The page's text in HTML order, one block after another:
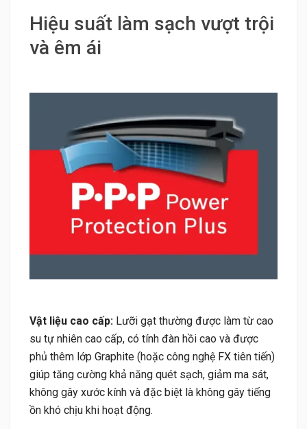
Hiệu suất làm sạch vượt trội
và êm ái
Vật liệu cao cấp: Lưỡi gạt thường được làm từ cao
su tự nhiên cao cấp, có tính đàn hồi cao và được
phủ thêm lớp Graphite (hoặc công nghệ FX tiên tiến)
giúp tăng cường khả năng quét sạch, giảm ma sát,
không gây xước kính và đặc biệt là không gây tiếng
ồn khó chịu khi hoạt động.